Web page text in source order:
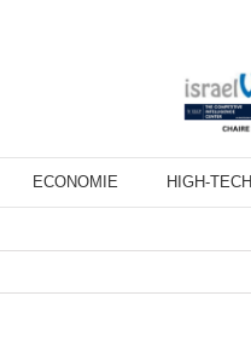
ECONOMIE HIGH-TECH